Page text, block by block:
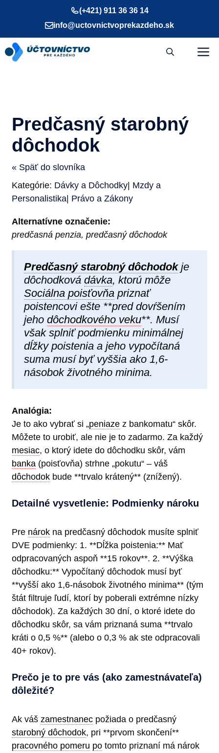
(+421) 911 36 36 14
info@uctovnictvoprekazdeho.sk
Predčasný starobný
dôchodok
« Späť do slovníka
Kategórie: Dávky a Dôchodky| Mzdy a
Personalistika| Právo a Zákony
Alternatívne označenie:
predčasná penzia, predčasný dôchodok
Predčasný starobný dôchodokje
dôchodková dávka, ktorú môže
Sociálna poisťovňa priznať
poistencovi ešte **pred dovŕšením
jeho dôchodkového veku**. Musí
však splniť podmienku minimálnej
dĺžky poistenia a jeho vypočítaná
suma musí byť vyššia ako 1,6-
násobok životného minima.
Analógia:
Je to ako vybrať si „peniaze z bankomatu“ skôr.
Môžete to urobiť, ale nie je to zadarmo. Za každý
mesiac, o ktorý idete do dôchodku skôr, vám
banka (poisťovňa) strhne „pokutu“ – váš
dôchodok bude **trvalo krátený** (znížený).
Detailné vysvetlenie: Podmienky nároku
Pre nárok na predčasný dôchodok musíte splniť
DVE podmienky: 1. **Dĺžka poistenia:** Mať
odpracovaných aspoň **15 rokov**. 2. **Výška
dôchodku:** Vypočítaný dôchodok musí byť
**vyšší ako 1,6-násobok životného minima** (tým
štát filtruje ľudí, ktorí by poberali extrémne nízky
dôchodok). Za každých 30 dní, o ktoré idete do
dôchodku skôr, sa vám priznaná suma **trvalo
kráti o 0,5 %** (alebo o 0,3 % ak ste odpracovali
40+ rokov).
Prečo je to pre vás (ako zamestnávateľa)
dôležité?
Ak váš zamestnanec požiada o predčasný
starobný dôchodok, pri **prvom skončení**
pracovného pomeru po tomto priznaní má nárok